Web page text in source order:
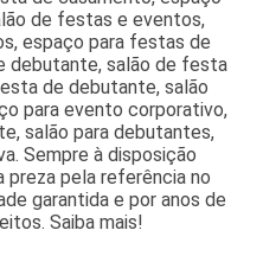
de festas e eventos,
espaço para festas de
debutante, salão de festa
de debutante, salão
para evento corporativo,
salão para debutantes,
Sempre à disposição
preza pela referência no
garantida e por anos de
Saiba mais!